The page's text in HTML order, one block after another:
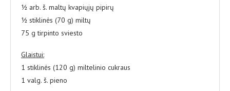
½ arb. š. maltų kvapiųjų pipirų
½ stiklinės (70 g) miltų
75 g tirpinto sviesto
Glaistui:
1 stiklinės (120 g) miltelinio cukraus
1 valg. š. pieno